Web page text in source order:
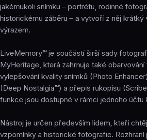
jakémukoli snímku – portrétu, rodinné
historickému záběru – a vytvoří z něj krátký
výrazem.
LiveMemory™ je součástí širší sady
MyHeritage, která zahrnuje také
vylepšování kvality snímků (Photo
(Deep Nostalgia™) a přepis rukopisu
funkce jsou dostupné v rámci jednoho účtu
Nástroj je určen především lidem, kteří
vzpomínky a historické fotografie. Rozhraní